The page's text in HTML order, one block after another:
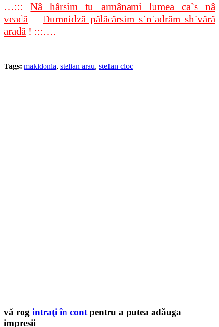
…:::Nâ hârsim tu armânami lumea ca`s nâ
veadâ…Dumnidză pâlâcârsim s`n`adrăm sh`vârâ
aradâ ! :::….
Tags: makidonia, stelian arau, stelian cioc
vă rog intraţi în cont pentru a putea adăuga
impresii